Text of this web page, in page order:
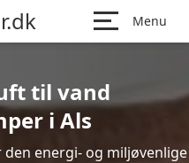
Menu
til vand
i Als
energi- og miljøvenlige